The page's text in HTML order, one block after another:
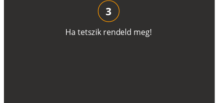
Ha tetszik rendeld meg!
3